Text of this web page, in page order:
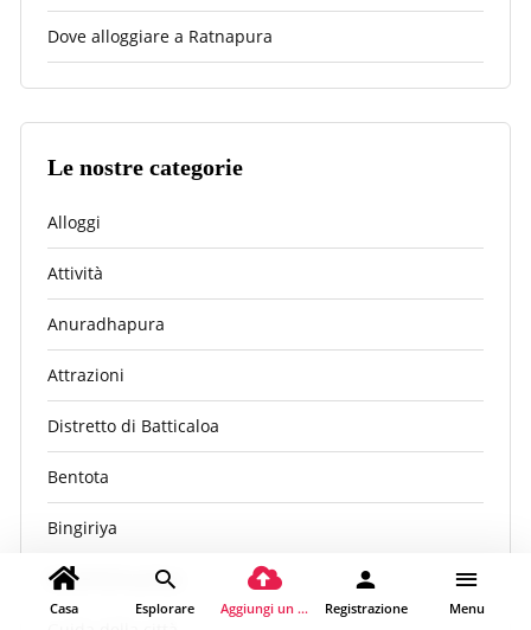
Dove alloggiare a Ratnapura
Le nostre categorie
Alloggi
Attività
Anuradhapura
Attrazioni
Distretto di Batticaloa
Bentota
Bingiriya
Bulathkohupitiya
Casa Esplorare Aggiungi un luogo Registrazione Menu